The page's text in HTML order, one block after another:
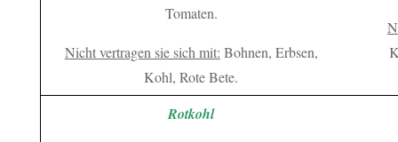
Tomaten.
Nicht vertragen sie sich mit: Bohnen, Erbsen,
Kohl, Rote Bete.
Rotkohl